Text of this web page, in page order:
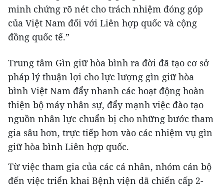
minh chứng rõ nét cho trách nhiệm đóng góp
của Việt Nam đối với Liên hợp quốc và cộng
đồng quốc tế.”
Trung tâm Gìn giữ hòa bình ra đời đã tạo cơ sở
pháp lý thuận lợi cho lực lượng gìn giữ hòa
bình Việt Nam đẩy nhanh các hoạt động hoàn
thiện bộ máy nhân sự, đẩy mạnh việc đào tạo
nguồn nhân lực chuẩn bị cho những bước tham
gia sâu hơn, trực tiếp hơn vào các nhiệm vụ gìn
giữ hòa bình Liên hợp quốc.
Từ việc tham gia của các cá nhân, nhóm cán bộ
đến việc triển khai Bệnh viện dã chiến cấp 2-